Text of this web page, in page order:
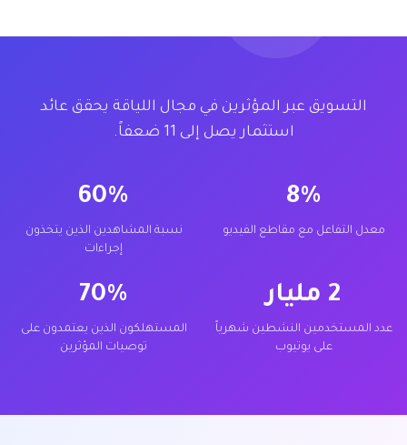
التسويق عبر المؤثرين في مجال اللياقة يحقق عائد
استثمار يصل إلى 11 ضعفاً.
8%
معدل التفاعل مع مقاطع الفيديو
60%
نسبة المشاهدين الذين يتخذون
إجراءات
2 مليار
عدد المستخدمين النشطين شهرياً
على يوتيوب
70%
المستهلكون الذين يعتمدون على
توصيات المؤثرين